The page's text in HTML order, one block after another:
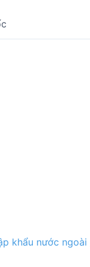
khẩu nước ngoài